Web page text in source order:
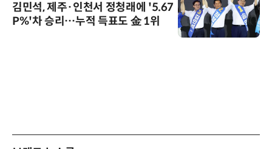
김민석, 제주·인천서 정청래에 '5.67
P%'차 승리…누적 득표도 金 1위